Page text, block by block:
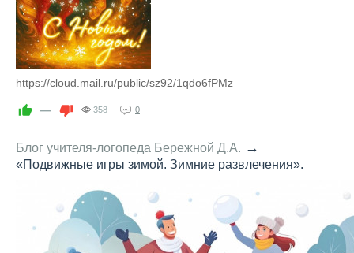
https://cloud.mail.ru/public/sz92/1qdo6fPMz
— 358 0
Блог учителя-логопеда Бережной Д.А. →
«Подвижные игры зимой. Зимние развлечения».